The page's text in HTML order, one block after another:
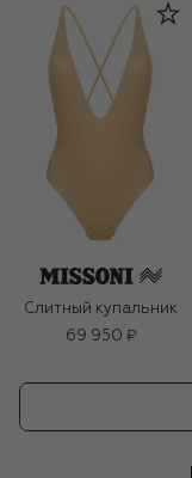
Слитный купальник
69 950 ₽